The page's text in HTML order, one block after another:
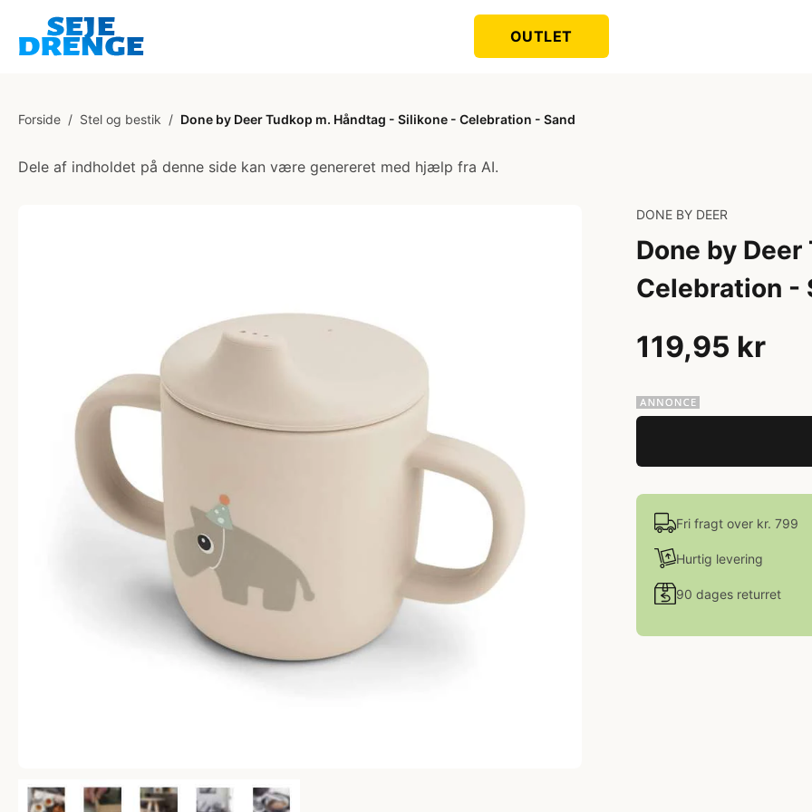
OUTLET
Forside / Stel og bestik / Done by Deer Tudkop m. Håndtag - Silikone - Celebration - Sand
Dele af indholdet på denne side kan være genereret med hjælp fra AI.
DONE BY DEER
Done by
Celebration -
119,95 kr
Fri fragt over kr. 799
Hurtig levering
90 dages returret